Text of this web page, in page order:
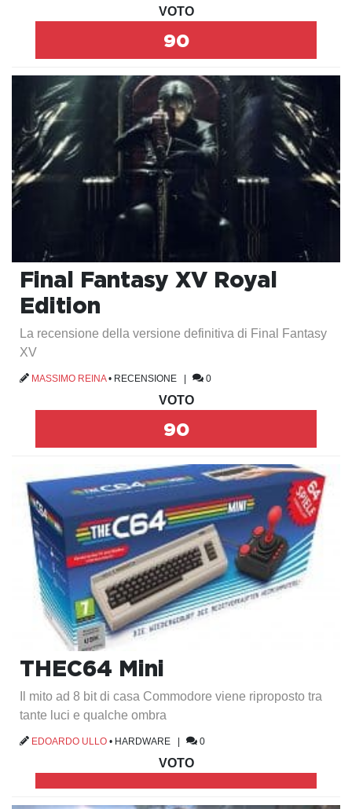
VOTO
90
Final Fantasy XV Royal
Edition
La recensione della versione definitiva di Final Fantasy
XV
MASSIMO REINA• RECENSIONE 0
VOTO
90
THEC64 Mini
Il mito ad 8 bit di casa Commodore viene riproposto tra
tante luci e qualche ombra
EDOARDO ULLO • HARDWARE | 0
VOTO